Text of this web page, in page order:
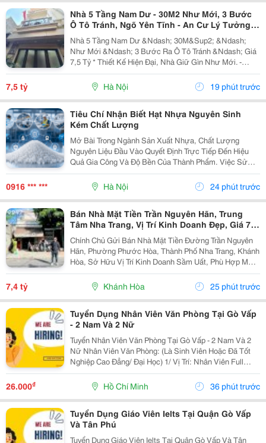
Nhà 5 Tầng Nam Dư - 30M2 Như Mới, 3 Bước
Ô Tô Tránh, Ngõ Yên Tĩnh - An Cư Lý Tưởng -
Giá 7,5 Tỷ
Nhà 5 Tầng Nam Dư &Ndash; 30M&Sup2; &Ndash;
Như Mới &Ndash; 3 Bước Ra Ô Tô Tránh &Ndash; Giá
7,5 Tỷ * Thiết Kế Hiện Đại, Nhà Giữ Gìn Như Mới. -
Công Năng: 3 Phòng Ngủ, Phòng Khách, Bếp, Phòng
Thờ Và Sân Phơi. - Tầng 1: Phòng Khách, Bếp. - Tầng
7,5 tỷ Hà Nội 19 phút trước
Tiêu Chí Nhận Biết Hạt Nhựa Nguyên Sinh
Kém Chất Lượng
Mở Bài Trong Ngành Sản Xuất Nhựa, Chất Lượng
Nguyên Liệu Đầu Vào Quyết Định Trực Tiếp Đến Hiệu
Quả Gia Công Và Độ Bền Của Thành Phẩm. Việc Sử
Dụng Hạt Nhựa Nguyên Sinh Không Đạt Chất Lượng Có
Thể Dẫn Đến Nhiều Vấn Đề Như Sản Phẩm Bị Giòn, Bề
0916 *** *** Hà Nội 24 phút trước
Bán Nhà Mặt Tiền Trần Nguyên Hãn, Trung
Tâm Nha Trang, Vị Trí Kinh Doanh Đẹp, Giá 7,4
Tỷ
Chính Chủ Gửi Bán Nhà Mặt Tiền Đường Trần Nguyên
Hãn, Phường Phước Hòa, Thành Phố Nha Trang, Khánh
Hòa, Sở Hữu Vị Trí Kinh Doanh Sầm Uất, Phù Hợp Mở
Cửa Hàng, Văn Phòng, Showroom Hoặc Đầu Tư Cho
Thuê Lâu Dài. Thông Tin Chi Tiết. - Địa Chỉ: Số...
7,4 tỷ Khánh Hòa 25 phút trước
Tuyển Dụng Nhân Viên Văn Phòng Tại Gò Vấp
- 2 Nam Và 2 Nữ
Tuyển Nhân Viên Văn Phòng Tại Gò Vấp - 2 Nam Và 2
Nữ Nhân Viên Văn Phòng: (Là Sinh Viên Hoặc Đã Tốt
Nghiệp Cao Đẳng/ Đại Học) 1/ Vị Trí: Nhân Viên Full
Time (2 Nam 2 Nữ) Ca Làm: 13:00 Đến 21:00 (1 Tháng
Được Nghỉ Phép 1 Ngày, Và Hưởng Các Ngày...
26.000₫ Hồ Chí Minh 36 phút trước
Tuyển Dụng Giáo Viên Ielts Tại Quận Gò Vấp
Và Tân Phú
Tuyển Dụng Giáo Viên Ielts Tại Quận Gò Vấp Và Tân